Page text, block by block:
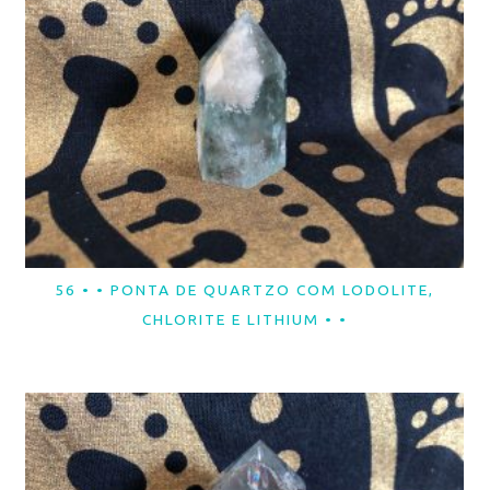
LER MAIS
56 • • PONTA DE QUARTZO COM LODOLITE,
CHLORITE E LITHIUM • •